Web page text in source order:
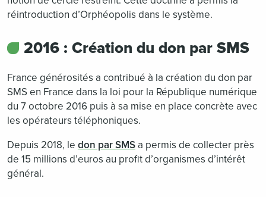
réintroduction d’Orphéopolis dans le système.
2016 : Création du don par SMS
France générosités a contribué à la création du don par
SMS en France dans la loi pour la République numérique
du 7 octobre 2016 puis à sa mise en place concrète avec
les opérateurs téléphoniques.
Depuis 2018, le don par SMS a permis de collecter près
de 15 millions d’euros au profit d’organismes d’intérêt
général.